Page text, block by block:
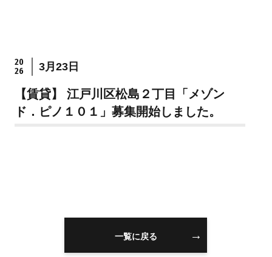
スタッフ情報
20
26
3月23日
【賃貸】 江戸川区松島２丁目「メゾン
ド．ピノ１０１」募集開始しました。
一覧に戻る